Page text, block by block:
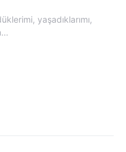
yaşadıklarımı,